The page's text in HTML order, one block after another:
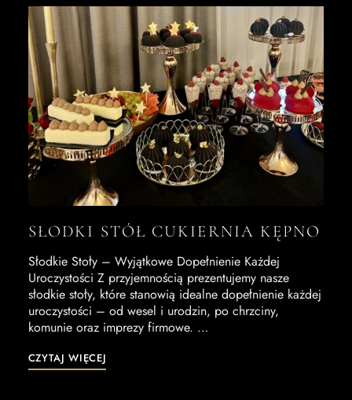
SŁODKI STÓŁ CUKIERNIA KĘPNO
Słodkie Stoły – Wyjątkowe Dopełnienie Każdej
Uroczystości Z przyjemnością prezentujemy nasze
słodkie stoły, które stanowią idealne dopełnienie każdej
uroczystości – od wesel i urodzin, po chrzciny,
komunie oraz imprezy firmowe. …
CZYTAJ WIĘCEJ